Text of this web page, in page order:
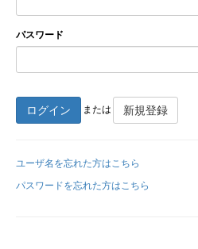
新規登録
パスワード
ログイン または 新規登録
ユーザ名を忘れた方はこちら
パスワードを忘れた方はこちら